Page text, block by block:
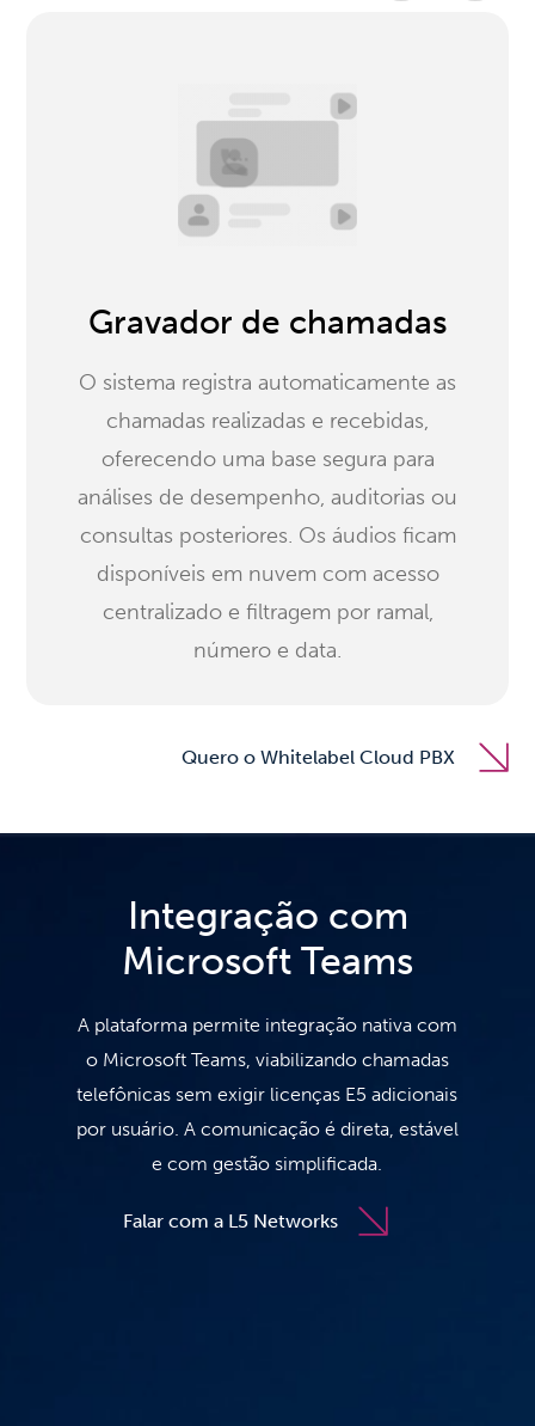
Gravador de chamadas
O sistema registra automaticamente as
chamadas realizadas e recebidas,
oferecendo uma base segura para
análises de desempenho, auditorias ou
consultas posteriores. Os áudios ficam
disponíveis em nuvem com acesso
centralizado e filtragem por ramal,
número e data.
Quero o Whitelabel Cloud PBX
Integração com
Microsoft Teams
A plataforma permite integração nativa com
o Microsoft Teams, viabilizando chamadas
telefônicas sem exigir licenças E5 adicionais
por usuário. A comunicação é direta, estável
e com gestão simplificada.
Falar com a L5 Networks